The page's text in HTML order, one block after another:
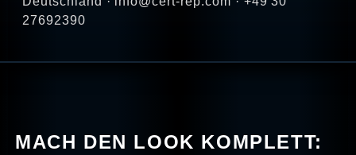
27692390
MACH DEN LOOK KOMPLETT: